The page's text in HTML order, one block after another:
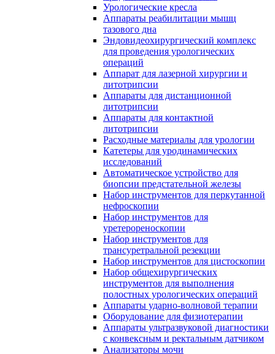
Урологические кресла
Аппараты реабилитации мышц
тазового дна
Эндовидеохирургический комплекс
для проведения урологических
операций
Аппарат для лазерной хирургии и
литотрипсии
Аппараты для дистанционной
литотрипсии
Аппараты для контактной
литотрипсии
Расходные материалы для урологии
Катетеры для уродинамических
исследований
Автоматическое устройство для
биопсии предстательной железы
Набор инструментов для перкутанной
нефроскопии
Набор инструментов для
уретерореноскопии
Набор инструментов для
трансуретральной резекции
Набор инструментов для цистоскопии
Набор общехирургических
инструментов для выполнения
полостных урологических операций
Аппараты ударно-волновой терапии
Оборудование для физиотерапии
Аппараты ультразвуковой диагностики
с конвексным и ректальным датчиком
Анализаторы мочи